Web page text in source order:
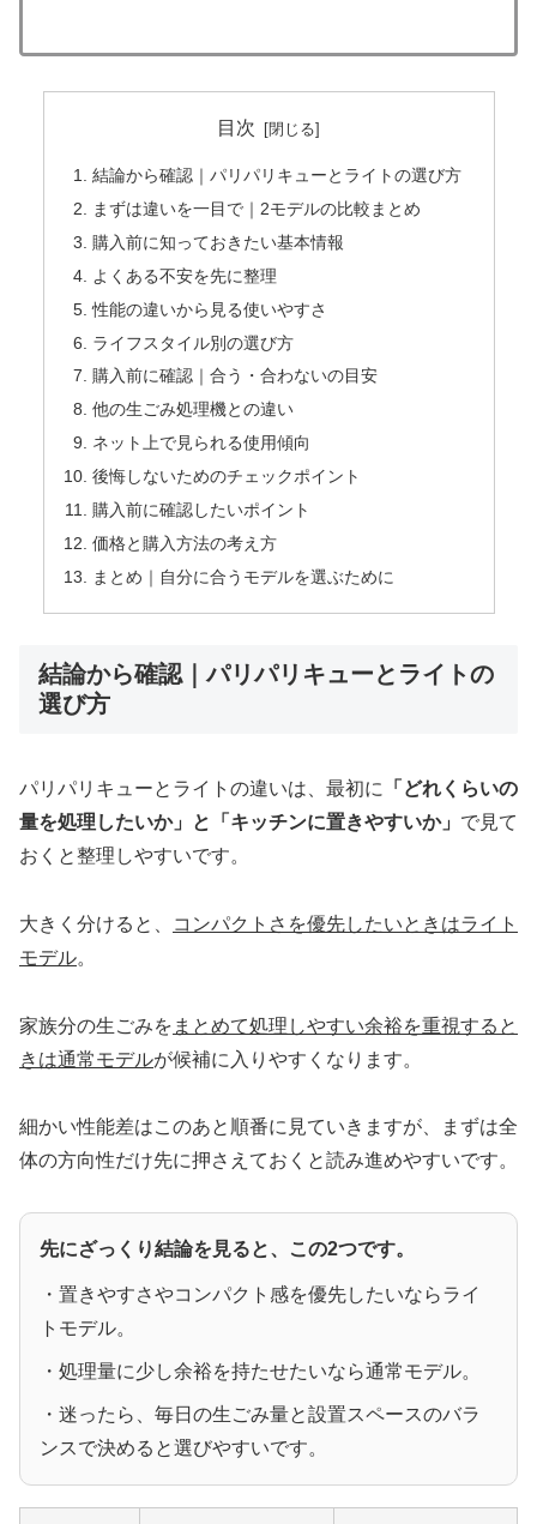
目次
結論から確認｜パリパリキューとライトの選び方
まずは違いを一目で｜2モデルの比較まとめ
購入前に知っておきたい基本情報
よくある不安を先に整理
性能の違いから見る使いやすさ
ライフスタイル別の選び方
購入前に確認｜合う・合わないの目安
他の生ごみ処理機との違い
ネット上で見られる使用傾向
後悔しないためのチェックポイント
購入前に確認したいポイント
価格と購入方法の考え方
まとめ｜自分に合うモデルを選ぶために
結論から確認｜パリパリキューとライトの
選び方
パリパリキューとライトの違いは、最初に
「どれくらいの
量を処理したいか」と「キッチンに置きやすいか」 で見て
おくと整理しやすいです。
大きく分けると、
コンパクトさを優先したいときはライト
モデル。
家族分の生ごみを まとめて処理しやすい余裕を重視すると
きは通常モデルが候補に入りやすくなります。
細かい性能差はこのあと順番に見ていきますが、まずは全
体の方向性だけ先に押さえておくと読み進めやすいです。
先にざっくり結論を見ると、この2つです。
・置きやすさやコンパクト感を優先したいならライ
トモデル。
・処理量に少し余裕を持たせたいなら通常モデル。
・迷ったら、毎日の生ごみ量と設置スペースのバラ
ンスで決めると選びやすいです。